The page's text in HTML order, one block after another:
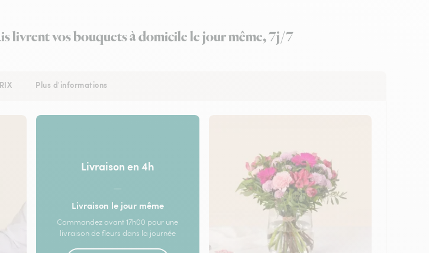
livrent vos bouquets à domicile le jour même, 7j/7
Plus d'informations
Livraison en 4h
—
Livraison le jour même
Commandez avant 17h00 pour une
livraison de fleurs dans la journée